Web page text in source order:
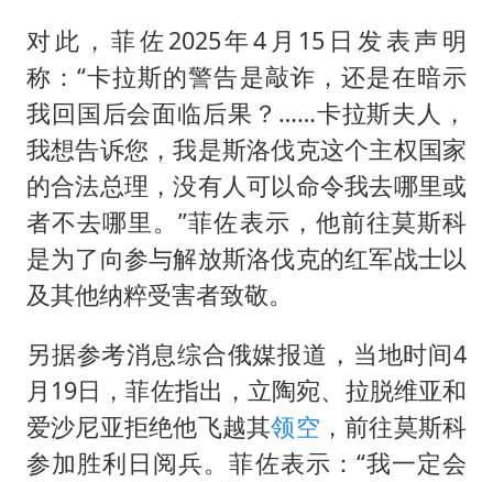
对此，菲佐2025年4月15日发表声明
称：“卡拉斯的警告是敲诈，还是在暗示
我回国后会面临后果？……卡拉斯夫人，
我想告诉您，我是斯洛伐克这个主权国家
的合法总理，没有人可以命令我去哪里或
者不去哪里。”菲佐表示，他前往莫斯科
是为了向参与解放斯洛伐克的红军战士以
及其他纳粹受害者致敬。
另据参考消息综合俄媒报道，当地时间4
月19日，菲佐指出，立陶宛、拉脱维亚和
爱沙尼亚拒绝他飞越其领空 ，前往莫斯科
参加胜利日阅兵。菲佐表示：“我一定会